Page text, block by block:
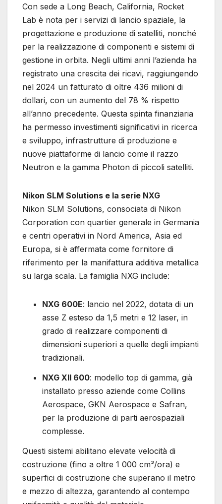
Con sede a Long Beach, California, Rocket
Lab è nota per i servizi di lancio spaziale, la
progettazione e produzione di satelliti, nonché
per la realizzazione di componenti e sistemi di
gestione in orbita. Negli ultimi anni l’azienda ha
registrato una crescita dei ricavi, raggiungendo
nel 2024 un fatturato di oltre 436 milioni di
dollari, con un aumento del 78 % rispetto
all’anno precedente. Questa spinta finanziaria
ha permesso investimenti significativi in ricerca
e sviluppo, infrastrutture di produzione e
nuove piattaforme di lancio come il razzo
Neutron e la gamma Photon di piccoli satelliti.
Nikon SLM Solutions e la serie NXG
Nikon SLM Solutions, consociata di Nikon
Corporation con quartier generale in Germania
e centri operativi in Nord America, Asia ed
Europa, si è affermata come fornitore di
riferimento per la manifattura additiva metallica
su larga scala. La famiglia NXG include:
NXG 600E: lancio nel 2022, dotata di un
asse Z esteso da 1,5 metri e 12 laser, in
grado di realizzare componenti di
dimensioni superiori a quelle degli impianti
tradizionali.
NXG XII 600: modello top di gamma, già
installato presso aziende come Collins
Aerospace, GKN Aerospace e Safran,
per la produzione di parti aerospaziali
complesse.
Questi sistemi abilitano elevate velocità di
costruzione (fino a oltre 1 000 cm³/ora) e
superfici di costruzione che superano il metro
e mezzo di altezza, garantendo al contempo